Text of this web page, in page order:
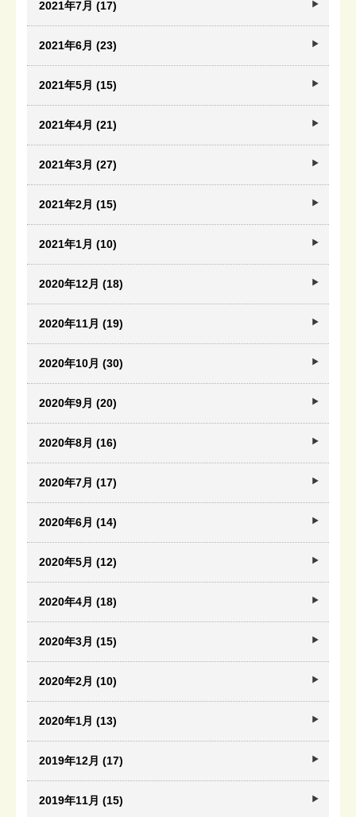
2021年7月 (17)
2021年6月 (23)
2021年5月 (15)
2021年4月 (21)
2021年3月 (27)
2021年2月 (15)
2021年1月 (10)
2020年12月 (18)
2020年11月 (19)
2020年10月 (30)
2020年9月 (20)
2020年8月 (16)
2020年7月 (17)
2020年6月 (14)
2020年5月 (12)
2020年4月 (18)
2020年3月 (15)
2020年2月 (10)
2020年1月 (13)
2019年12月 (17)
2019年11月 (15)